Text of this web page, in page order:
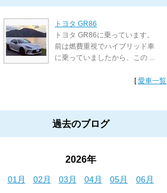
トヨタ GR86
トヨタ GR86に乗っています。
前は燃費重視でハイブリッド車
に乗っていましたから、この ...
[愛車一覧
過去のブログ
2026年
01月 02月 03月 04月 05月
06月